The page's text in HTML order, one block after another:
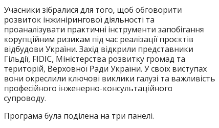
Учасники зібралися для того, щоб обговорити
розвиток інжинірингової діяльності та
проаналізувати практичні інструменти запобігання
корупційним ризикам під час реалізації проєктів
відбудови України. Захід відкрили представники
Гільдії, FIDIC, Міністерства розвитку громад та
територій, Верховної Ради України. У своїх виступах
вони окреслили ключові виклики галузі та важливість
професійного інженерно-консультаційного
супроводу.
Програма була поділена на три панелі.